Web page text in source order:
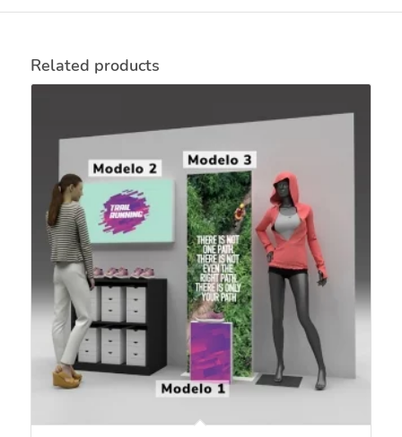
Related products